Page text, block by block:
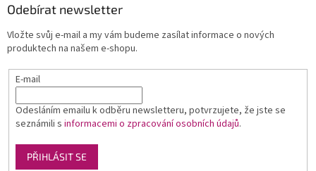
Odebírat newsletter
Vložte svůj e-mail a my vám budeme zasílat informace o nových
produktech na našem e-shopu.
E-mail
Odesláním emailu k odběru newsletteru, potvrzujete, že jste se
seznámili s informacemi o zpracování osobních údajů.
PŘIHLÁSIT SE